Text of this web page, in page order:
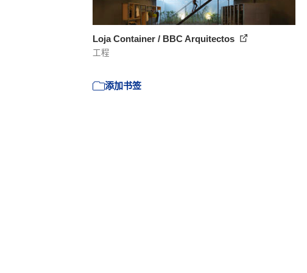
Loja Container / BBC Arquitectos
工程
添加书签